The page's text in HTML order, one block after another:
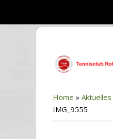
Home » Aktuelles
IMG_9555